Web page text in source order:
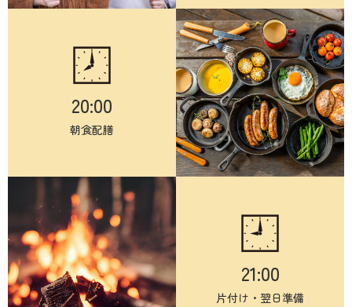
20:00
朝食配膳
21:00
片付け・翌日準備